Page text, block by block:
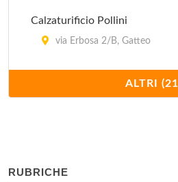
Calzaturificio Pollini
via Erbosa 2/B, Gatteo
Camiceria Il Quadrifoglio
via Albert Einstein 56,
ALTRI
RUBRICHE